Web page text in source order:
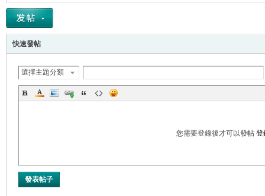
快速發帖
選擇主題分類
您需要登錄後才可以發帖 登
發表帖子